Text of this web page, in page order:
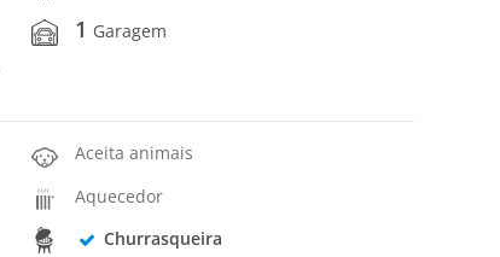
1 Garagem
Aceita animais
Aquecedor
Churrasqueira